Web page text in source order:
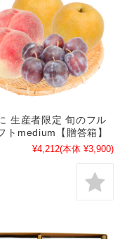
生産者限定 旬のフル
トmedium【贈答箱】
¥4,212(本体 ¥3,900)